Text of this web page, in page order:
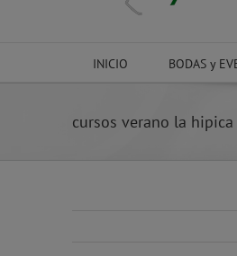
INICIO BODAS y
cursos verano la hipica